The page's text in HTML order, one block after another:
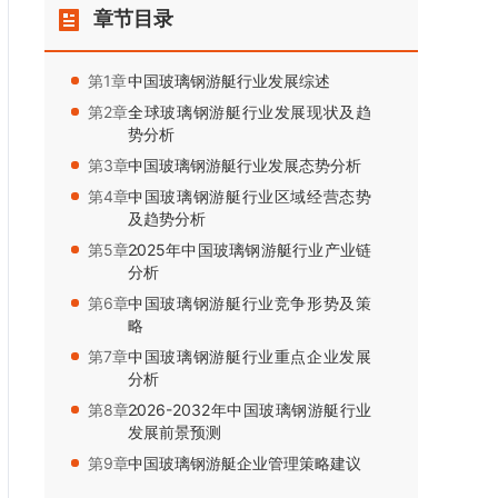
章节目录
第1章：中国玻璃钢游艇行业发展综述
第2章：全球玻璃钢游艇行业发展现状及趋
势分析
第3章：中国玻璃钢游艇行业发展态势分析
第4章：中国玻璃钢游艇行业区域经营态势
及趋势分析
第5章：2025年中国玻璃钢游艇行业产业链
分析
第6章：中国玻璃钢游艇行业竞争形势及策
略
第7章：中国玻璃钢游艇行业重点企业发展
分析
第8章：2026-2032年中国玻璃钢游艇行业
发展前景预测
第9章：中国玻璃钢游艇企业管理策略建议